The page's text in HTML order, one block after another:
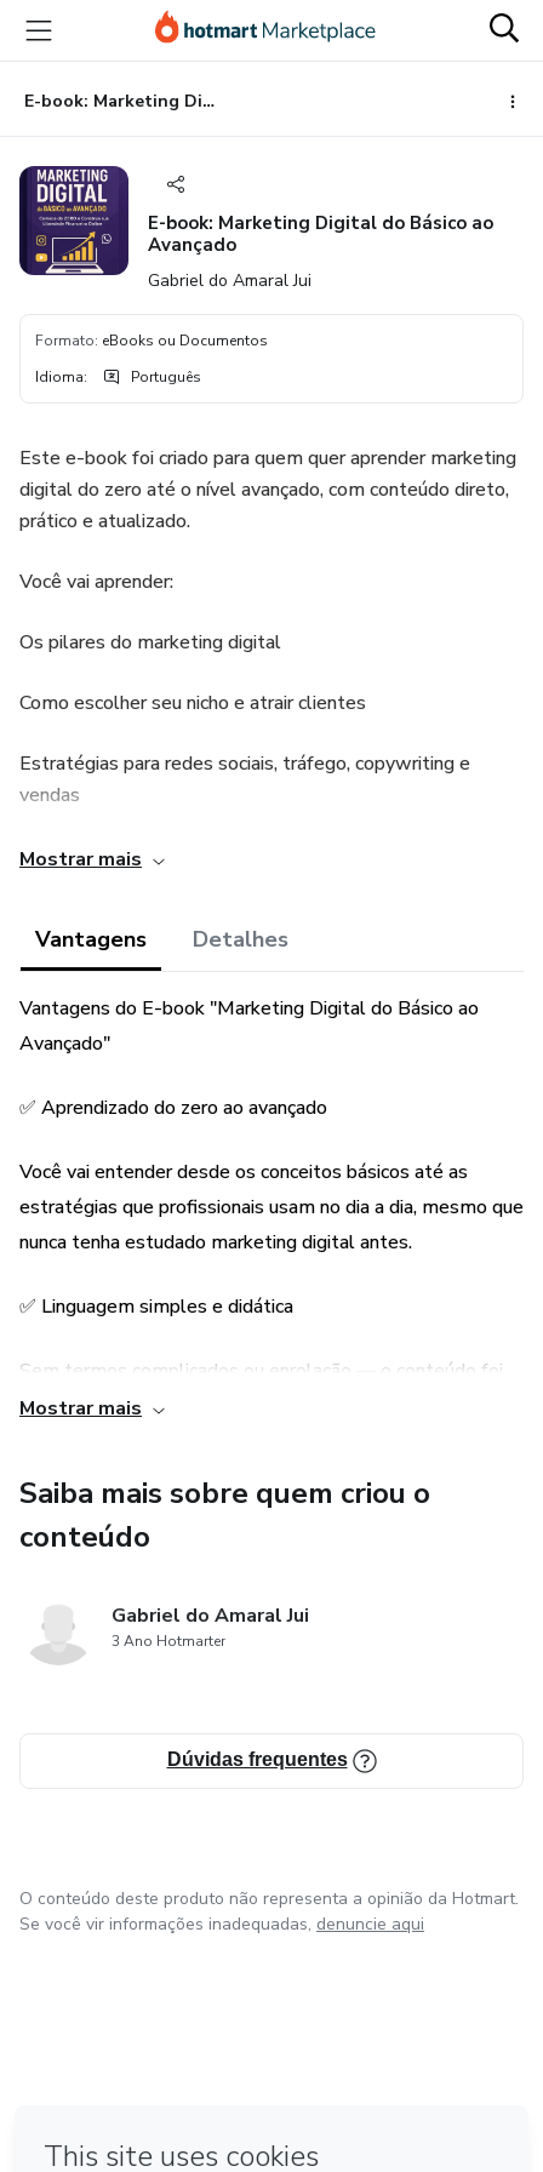
para
conteúdo
principal
para
pagamento
para
rodapé
E-book: Marketing Digital do Básico ao Avançado
E-book: Marketing Digital do Básico ao
Avançado
Gabriel do Amaral Jui
Formato: eBooks ou Documentos
Idioma: Português
Este e-book foi criado para quem quer aprender marketing
digital do zero até o nível avançado, com conteúdo direto,
prático e atualizado.
Você vai aprender:
Os pilares do marketing digital
Como escolher seu nicho e atrair clientes
Estratégias para redes sociais, tráfego, copywriting e
vendas
Como vender como afiliado, produtor ou com sua própria
Ferramentas essenciais para iniciar no digital com pouco
investimento
Mostrar mais
Vantagens Detalhes
Vantagens do E-book "Marketing Digital do Básico ao
Avançado"
✅ Aprendizado do zero ao avançado
Você vai entender desde os conceitos básicos até as
estratégias que profissionais usam no dia a dia, mesmo que
nunca tenha estudado marketing digital antes.
✅ Linguagem simples e didática
Sem termos complicados ou enrolação — o conteúdo foi
escrito de forma clara, para qualquer pessoa aprender e
✅ 100% digital e acessível
computador ou t
Mostrar mais
Saiba mais sobre quem criou o
conteúdo
Gabriel do Amaral Jui
3 Ano Hotmarter
Dúvidas frequentes
O conteúdo deste produto não representa a opinião da Hotmart.
Se você vir informações inadequadas, denuncie aqui
Feito com ❤ na Cidade do México